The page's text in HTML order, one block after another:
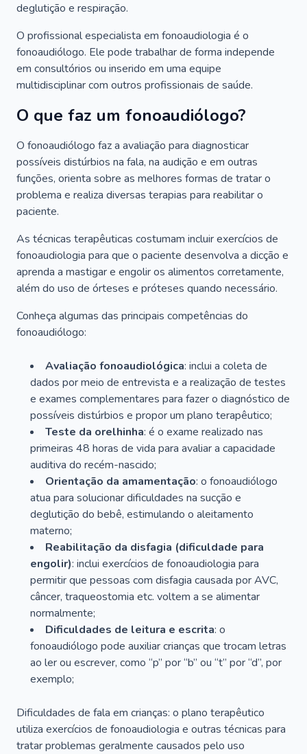
deglutição e respiração.
O profissional especialista em fonoaudiologia é o
fonoaudiólogo. Ele pode trabalhar de forma independe
em consultórios ou inserido em uma equipe
multidisciplinar com outros profissionais de saúde.
O que faz um fonoaudiólogo?
O fonoaudiólogo faz a avaliação para diagnosticar
possíveis distúrbios na fala, na audição e em outras
funções, orienta sobre as melhores formas de tratar o
problema e realiza diversas terapias para reabilitar o
paciente.
As técnicas terapêuticas costumam incluir exercícios de
fonoaudiologia para que o paciente desenvolva a dicção e
aprenda a mastigar e engolir os alimentos corretamente,
além do uso de órteses e próteses quando necessário.
Conheça algumas das principais competências do
fonoaudiólogo:
Avaliação fonoaudiológica: inclui a coleta de
dados por meio de entrevista e a realização de testes
e exames complementares para fazer o diagnóstico de
possíveis distúrbios e propor um plano terapêutico;
Teste da orelhinha: é o exame realizado nas
primeiras 48 horas de vida para avaliar a capacidade
auditiva do recém-nascido;
Orientação da amamentação: o fonoaudiólogo
atua para solucionar dificuldades na sucção e
deglutição do bebê, estimulando o aleitamento
materno;
Reabilitação da disfagia (dificuldade para
engolir): inclui exercícios de fonoaudiologia para
permitir que pessoas com disfagia causada por AVC,
câncer, traqueostomia etc. voltem a se alimentar
normalmente;
Dificuldades de leitura e escrita: o
fonoaudiólogo pode auxiliar crianças que trocam letras
ao ler ou escrever, como “p” por “b” ou “t” por “d”, por
exemplo;
Dificuldades de fala em crianças: o plano terapêutico
utiliza exercícios de fonoaudiologia e outras técnicas para
tratar problemas geralmente causados pelo uso